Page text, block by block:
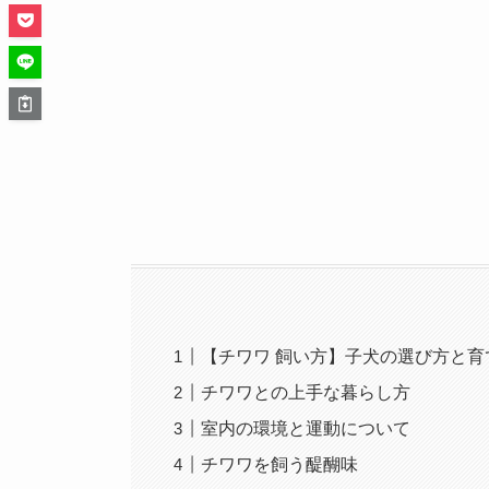
【チワワ 飼い方】子犬の選び方と
チワワとの上手な暮らし方
室内の環境と運動について
チワワを飼う醍醐味